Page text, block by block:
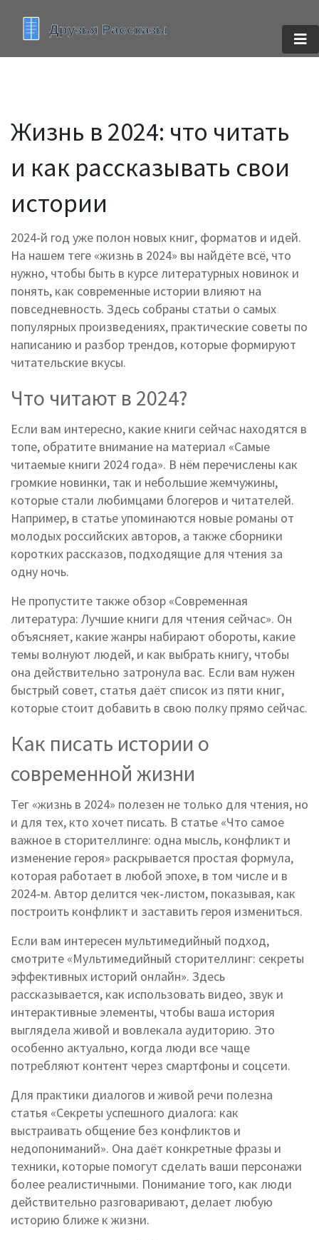
Жизнь в 2024: что читать
и как рассказывать свои
истории
2024‑й год уже полон новых книг, форматов и идей.
На нашем теге «жизнь в 2024» вы найдёте всё, что
нужно, чтобы быть в курсе литературных новинок и
понять, как современные истории влияют на
повседневность. Здесь собраны статьи о самых
популярных произведениях, практические советы по
написанию и разбор трендов, которые формируют
читательские вкусы.
Что читают в 2024?
Если вам интересно, какие книги сейчас находятся в
топе, обратите внимание на материал «Самые
читаемые книги 2024 года». В нём перечислены как
громкие новинки, так и небольшие жемчужины,
которые стали любимцами блогеров и читателей.
Например, в статье упоминаются новые романы от
молодых российских авторов, а также сборники
коротких рассказов, подходящие для чтения за
одну ночь.
Не пропустите также обзор «Современная
литература: Лучшие книги для чтения сейчас». Он
объясняет, какие жанры набирают обороты, какие
темы волнуют людей, и как выбрать книгу, чтобы
она действительно затронула вас. Если вам нужен
быстрый совет, статья даёт список из пяти книг,
которые стоит добавить в свою полку прямо сейчас.
Как писать истории о
современной жизни
Тег «жизнь в 2024» полезен не только для чтения, но
и для тех, кто хочет писать. В статье «Что самое
важное в сторителлинге: одна мысль, конфликт и
изменение героя» раскрывается простая формула,
которая работает в любой эпохе, в том числе и в
2024‑м. Автор делится чек‑листом, показывая, как
построить конфликт и заставить героя измениться.
Если вам интересен мультимедийный подход,
смотрите «Мультимедийный сторителлинг: секреты
эффективных историй онлайн». Здесь
рассказывается, как использовать видео, звук и
интерактивные элементы, чтобы ваша история
выглядела живой и вовлекала аудиторию. Это
особенно актуально, когда люди все чаще
потребляют контент через смартфоны и соцсети.
Для практики диалогов и живой речи полезна
статья «Секреты успешного диалога: как
выстраивать общение без конфликтов и
недопониманий». Она даёт конкретные фразы и
техники, которые помогут сделать ваши персонажи
более реалистичными. Понимание того, как люди
действительно разговаривают, делает любую
историю ближе к жизни.